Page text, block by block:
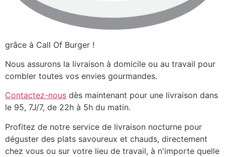
grâce à Call Of Burger !
Nous assurons la livraison à domicile ou au travail pour
combler toutes vos envies gourmandes.
Contactez-nous dès maintenant pour une livraison dans
le 95, 7J/7, de 22h à 5h du matin.
Profitez de notre service de livraison nocturne pour
déguster des plats savoureux et chauds, directement
chez vous ou sur votre lieu de travail, à n'importe quelle